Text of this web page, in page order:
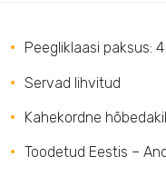
Peegliklaasi paksus:
Servad lihvitud
Kahekordne
Toodetud Eestis –